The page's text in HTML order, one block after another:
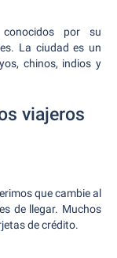
por su
La ciudad es un
chinos, indios y
viajeros
que cambie al
de llegar. Muchos
de crédito.